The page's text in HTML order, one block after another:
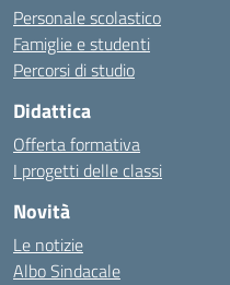
Personale scolastico
Famiglie e studenti
Percorsi di studio
Didattica
Offerta formativa
I progetti delle classi
Novità
Le notizie
Albo Sindacale